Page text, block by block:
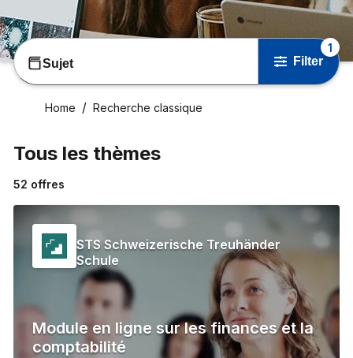
Sujet Filter
1
Home Recherche classique
Tous les thèmes
52 offres
STS Schweizerische Treuhänder
Schule
Module en ligne sur les finances et la
comptabilité